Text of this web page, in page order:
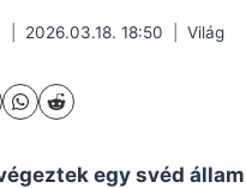
2026.03.18. 18:50 Világ
egy svéd